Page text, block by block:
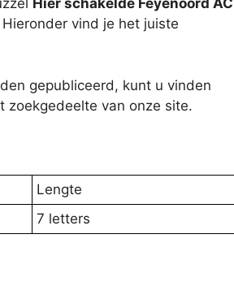
Hier schakelde Feyenoord AC
vind je het juiste
gepubliceerd, kunt u vinden
zoekgedeelte van onze site.
Lengte
7 letters